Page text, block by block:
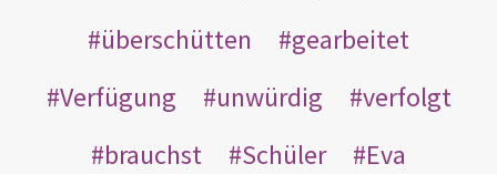
überschütten
gearbeitet
Verfügung
unwürdig
verfolgt
brauchst
Schüler
Eva